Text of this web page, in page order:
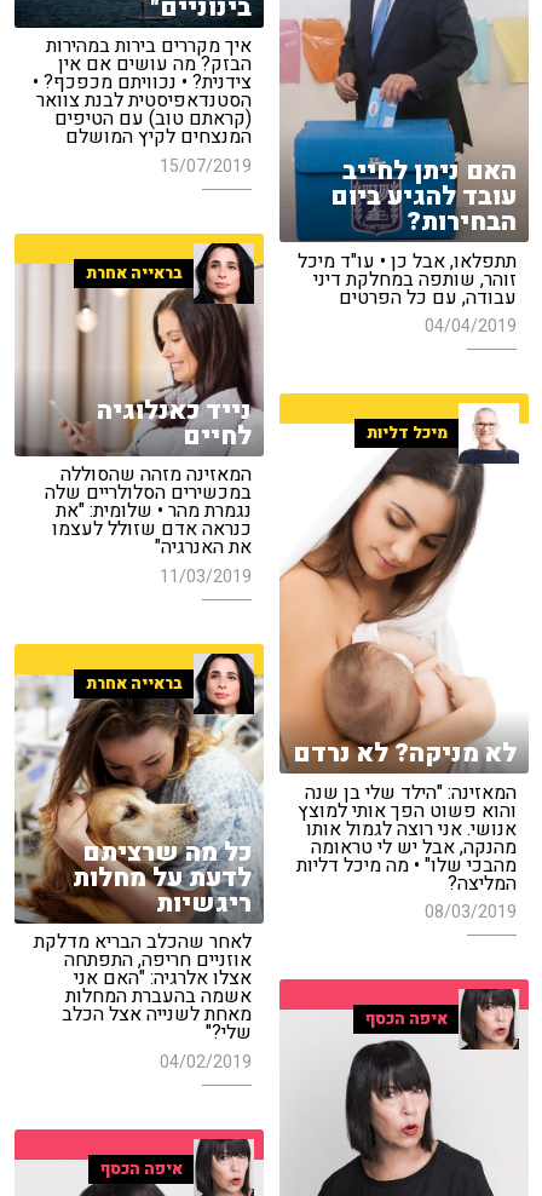
בינוניים"
איך מקררים בירות במהירות
הבזק? מה עושים אם אין
צידנית? • נכוויתם מכפכף? •
הסטנדאפיסטית לבנת צוואר
(קראתם טוב) עם הטיפים
המנצחים לקיץ המושלם
15/07/2019 האם ניתן לחייב
עובד להגיע ביום
הבחירות?
תתפלאו, אבל כן • עו"ד מיכל
זוהר, שותפה במחלקת דיני
עבודה, עם כל הפרטים
04/04/2019
בראייה אחרת
נייד כאנלוגיה
לחיים
המאזינה מזהה שהסוללה
במכשירים הסלולריים שלה
נגמרת מהר • שלומית: "את
כנראה אדם שזולל לעצמו
את האנרגיה"
11/03/2019
מיכל דליות
לא מניקה? לא נרדם
המאזינה: "הילד שלי בן שנה
והוא פשוט הפך אותי למוצץ
אנושי. אני רוצה לגמול אותו
מהנקה, אבל יש לי טראומה
מהבכי שלו" • מה מיכל דליות
המליצה?
08/03/2019
בראייה אחרת
כל מה שרציתם
לדעת על מחלות
ריגשיות
לאחר שהכלב הבריא מדלקת
אוזניים חריפה, התפתחה
אצלו אלרגיה: "האם אני
אשמה בהעברת המחלות
מאחת לשנייה אצל הכלב
שלי?"
04/02/2019
איפה הכסף
איפה הכסף